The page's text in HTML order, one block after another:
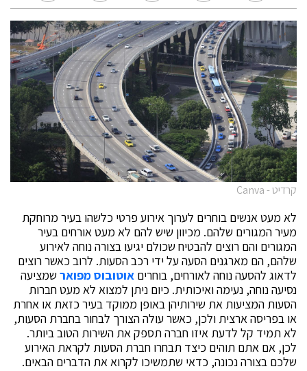
קרדיט - Canva
לא מעט אנשים בוחרים לערוך אירוע פרטי כלשהו בעיר מרוחקת
מעיר המגורים שלהם. מכיוון שיש להם לא מעט אורחים בעיר
המגורים והם רוצים להבטיח שכולם יגיעו בצורה נוחה לאירוע
שלהם, הם מארגנים הסעה על ידי רכב הסעות. לרוב כאשר רוצים
לדאוג להסעה נוחה לאורחים, בוחרים אוטובוס מפוארשמציעה
נסיעה נוחה, נעימה ואיכותית. כיום ניתן למצוא לא מעט חברות
הסעות המציעות את שירותיהן באופן ממוקד בעיר כזאת או אחרת
או בפריסה ארצית ולכן, כאשר עולה הצורך לבחור בחברת הסעות,
לא תמיד קל לדעת איזו חברה תספק את השירות הטוב ביותר.
לכן, אם אתם תוהים כיצד תבחרו חברת הסעות לקראת האירוע
שלכם בצורה נכונה, כדאי שתמשיכו לקרוא את הדברים הבאים.